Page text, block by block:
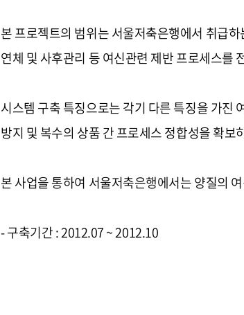
본 프로젝트의 범위는 서울저축은행에서 취급
연체 및 사후관리 등 여신관련 제반 프로세스를
시스템 구축 특징으로는 각기 다른 특징을 가진
방지 및 복수의 상품 간 프로세스 정합성을 확보
본 사업을 통하여 서울저축은행에서는 양질의
- 구축기간 : 2012.07 ~ 2012.10